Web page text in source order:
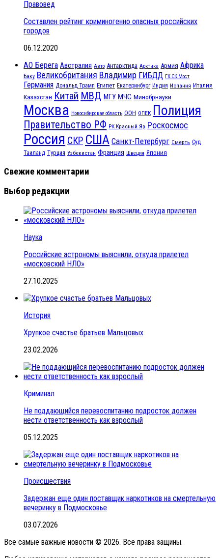
Правовед
Составлен рейтинг криминогенно опасных российских
городов
06.12.2020
АО Берега Австралия Авто Антарктида Арктика Армия Африка
Баку Великобритания Владимир ГИБДД ГК СК Мост
Германия Дональд Трамп Египет Екатеринбург Индия Испания Италия
Казахстан Китай МВД МГУ МЧС Минобрнауки
Москва Новосибирская область ООН ОПЕК Полиция
Правительство РФ РК Красный Яр Роскосмос
Россия СКР США Санкт-Петербург Смерть Суд
Таиланд Турция Узбекистан Франция Швеция Япония
Свежие комментарии
Выбор редакции
Наука
Российские астрономы выяснили, откуда прилетел
«московский НЛО»
27.10.2025
История
Хрупкое счастье братьев Мальцовых
23.02.2026
Криминал
Не поддающийся перевоспитанию подросток должен
нести ответственность как взрослый
05.12.2025
Происшествия
Задержан еще один поставщик наркотиков на смертельную
вечеринку в Подмосковье
03.07.2026
Все самые важные новости © 2026. Все права защины.